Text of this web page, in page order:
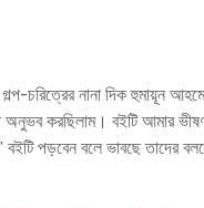
চরিত্রের নানা দিক হুমায়ূন
করছিলাম। বইটি আমার
পড়বেন বলে ভাবছে তাদের